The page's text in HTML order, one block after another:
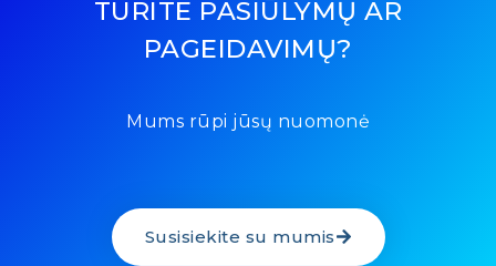
TURITE PASIŪLYMŲ AR
PAGEIDAVIMŲ?
Mums rūpi jūsų nuomonė
Susisiekite su mumis